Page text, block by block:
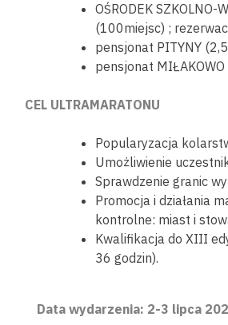
OŚRODEK SZKOLNO-
(100miejsc) ;
pensjonat PITYNY
pensjonat
CEL ULTRAMARATONU
Popularyzacja
Umożliwienie
Sprawdzenie granic
Promocja i działania
kontrolne: miast i
Kwalifikacja do XIII
36 godzin).
Data wydarzenia: 2-3 lipca